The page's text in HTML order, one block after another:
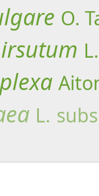
O.
L.
L.